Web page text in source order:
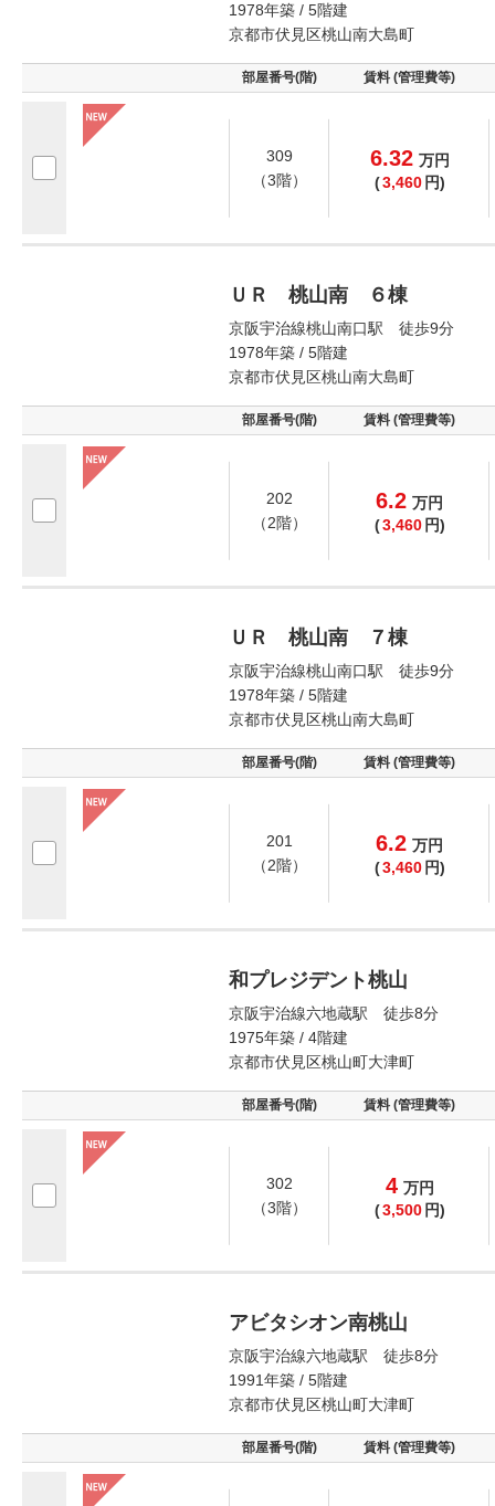
1978年築 / 5階建
京都市伏見区桃山南大島町
部屋番号(階) 賃料 (管理費等)
309
（3階）
6.32 万円
(3,460 円)
ＵＲ 桃山南 ６棟
京阪宇治線桃山南口駅 徒歩9分
1978年築 / 5階建
京都市伏見区桃山南大島町
部屋番号(階) 賃料 (管理費等)
202
（2階）
6.2 万円
(3,460 円)
ＵＲ 桃山南 ７棟
京阪宇治線桃山南口駅 徒歩9分
1978年築 / 5階建
京都市伏見区桃山南大島町
部屋番号(階) 賃料 (管理費等)
201
（2階）
6.2 万円
(3,460 円)
和プレジデント桃山
京阪宇治線六地蔵駅 徒歩8分
1975年築 / 4階建
京都市伏見区桃山町大津町
部屋番号(階) 賃料 (管理費等)
302
（3階）
4 万円
(3,500 円)
アビタシオン南桃山
京阪宇治線六地蔵駅 徒歩8分
1991年築 / 5階建
京都市伏見区桃山町大津町
部屋番号(階) 賃料 (管理費等)